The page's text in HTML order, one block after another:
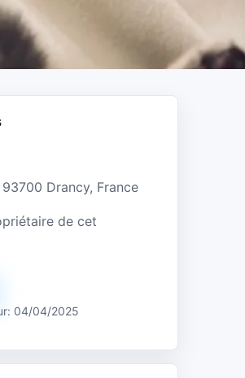
93700 Drancy, France
de cet
04/04/2025